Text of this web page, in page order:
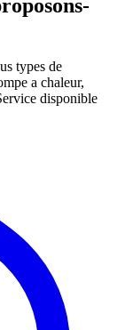
types de
a chaleur,
disponible